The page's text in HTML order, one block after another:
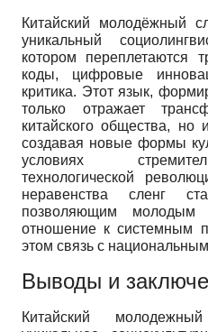
Китайский молодёжный
уникальный
котором переплетаются
коды, цифровые
критика. Этот язык,
только отражает
китайского общества, но
создавая новые формы
условиях
технологической
неравенства сленг
позволяющим
отношение к системным
этом связь с
Выводы и
Китайский